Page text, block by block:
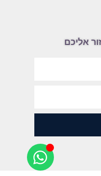
אליכם